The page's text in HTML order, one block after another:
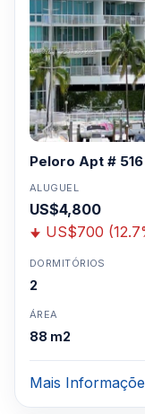
Peloro Apt # 516
ALUGUEL
US$4,800
US$700
DORMITÓRIOS
2
ÁREA
88 m2
Mais